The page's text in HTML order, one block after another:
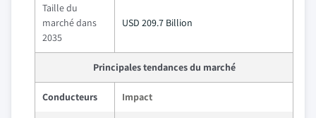
Taille du
marché dans
2035
USD 209.7 Billion
Principales tendances du marché
Conducteurs Impact